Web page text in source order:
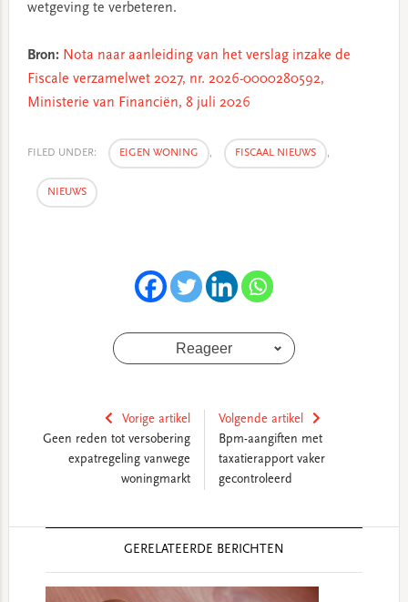
wetgeving te verbeteren.
Bron: Nota naar aanleiding van het verslag inzake de
Fiscale verzamelwet 2027, nr. 2026-0000280592,
Ministerie van Financiën, 8 juli 2026
FILED UNDER: EIGEN WONING , FISCAAL NIEUWS ,
NIEUWS
Reageer
Vorige artikel
Geen reden tot versobering
expatregeling vanwege
woningmarkt
Volgende artikel
Bpm-aangiften met
taxatierapport vaker
gecontroleerd
GERELATEERDE BERICHTEN